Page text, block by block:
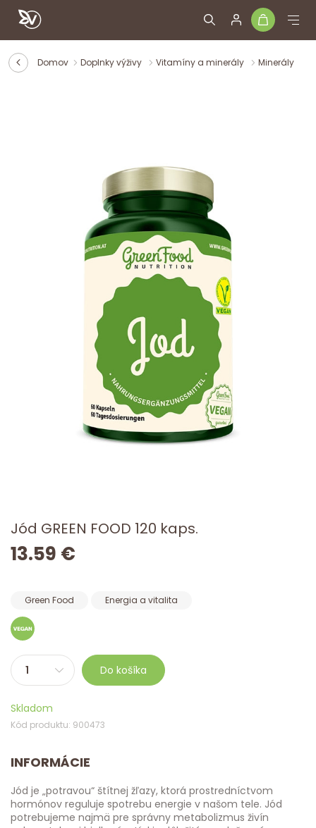
Domov Doplnky výživy Vitamíny a minerály Minerály
Jód GREEN FOOD 120 kaps.
13.59 €
Green Food Energia a vitalita
Do košíka
Skladom
Kód produktu: 900473
INFORMÁCIE
Jód je „potravou“ štítnej žľazy, ktorá prostredníctvom
hormónov reguluje spotrebu energie v našom tele. Jód
potrebujeme najmä pre správny metabolizmus živín